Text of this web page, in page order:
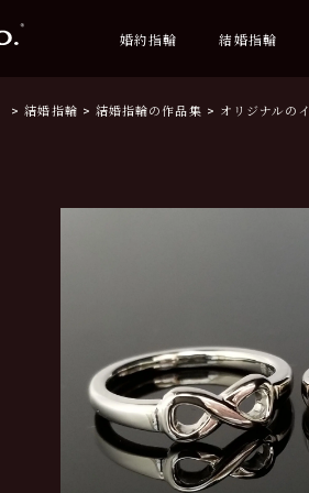
婚約指輪 結婚指輪
結婚指輪 結婚指輪の作品集 オリジナルの